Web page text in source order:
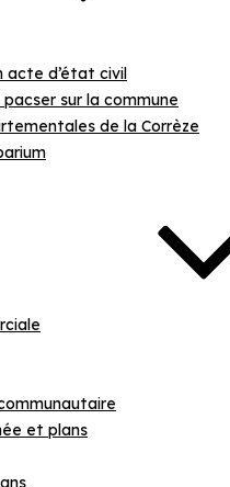
acte d’état civil
sur la commune
de la Corrèze
et plans